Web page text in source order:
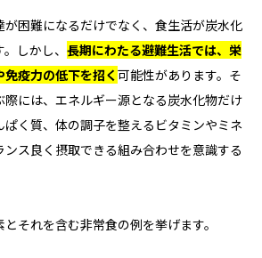
が困難になるだけでなく、食生活が炭水化
しかし、 長期にわたる避難生活では、栄
疫力の低下を招く 可能性があります。そ
際には、エネルギー源となる炭水化物だけ
く質、体の調子を整えるビタミンやミネ
ス良く摂取できる組み合わせを意識する
それを含む非常食の例を挙げます。